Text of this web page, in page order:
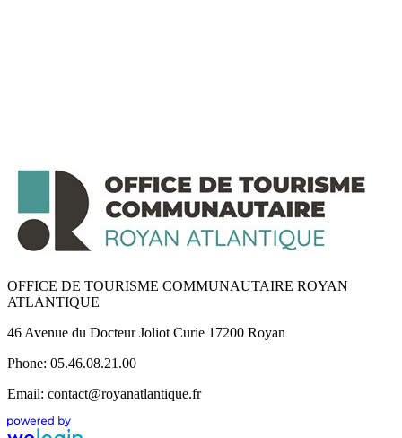
OFFICE DE TOURISME COMMUNAUTAIRE ROYAN
ATLANTIQUE
46 Avenue du Docteur Joliot Curie 17200 Royan
Phone: 05.46.08.21.00
Email: contact@royanatlantique.fr